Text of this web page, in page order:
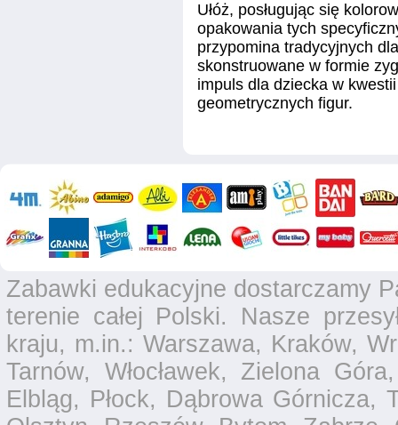
Ułóż, posługując się
opakowania tych
przypomina tradycyjnych
skonstruowane w formie
impuls dla dziecka w
geometrycznych figur.
Zabawki edukacyjne dostarczamy
terenie całej Polski. Nasze
kraju, m.in.: Warszawa, Kraków,
Tarnów, Włocławek, Zielona
Elbląg, Płock, Dąbrowa Górnicza,